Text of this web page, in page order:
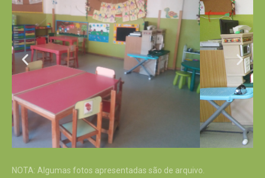
NOTA: Algumas fotos apresentadas são de arquivo.